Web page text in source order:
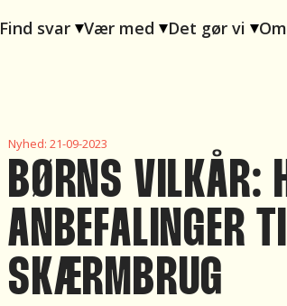
Find svar Vær med Det gør vi
Nyhed: 21-09-2023
BØRNS VILKÅR:
ANBEFALINGER
SKÆRMBRUG